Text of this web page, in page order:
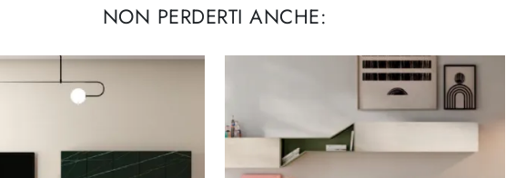
NON PERDERTI ANCHE: